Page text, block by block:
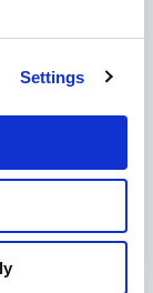
Settings
von
den
höher
viel Verkehr